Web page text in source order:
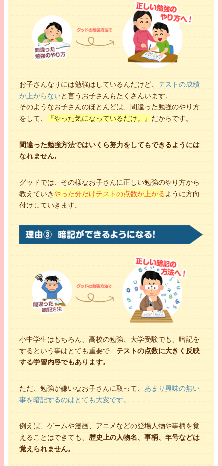
お子さんなりには勉強はしているんだけど、 テストの成績
が上がらないと言うお子さんもたくさんいます。
そのようなお子さんのほとんどは、間違った勉強のやり方
をして、
『やった気になっているだけ。』 だからです。
間違った勉強方法ではいくら努力をしてもできるようには
なれません。
グッドでは、その様なお子さんに正しい勉強のやり方から
教えていきやった分だけテストの点数が上がる ように方向
付けしていきます。
小中学生はもちろん、高校の勉強、大学受験でも、暗記を
するという事はとても重要で、 テストの点数に大きく反映
する学習内容でもあります。
ただ、勉強が嫌いなお子さんに取って、 あまり興味の無い
事を暗記するのはとても大変です。
例えば、ゲームや漫画、アニメなどの登場人物や事柄を覚
えることはできても、 歴史上の人物名、事柄、年号などは
覚えられません。